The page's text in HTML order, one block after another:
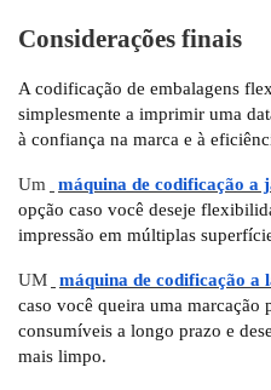
Considerações finais
A codificação de embalagens
simplesmente a imprimir uma
à confiança na marca e à
Um máquina de codificação a
opção caso você deseje
impressão em múltiplas
UM máquina de codificação a
caso você queira uma marcação
consumíveis a longo prazo e
mais limpo.